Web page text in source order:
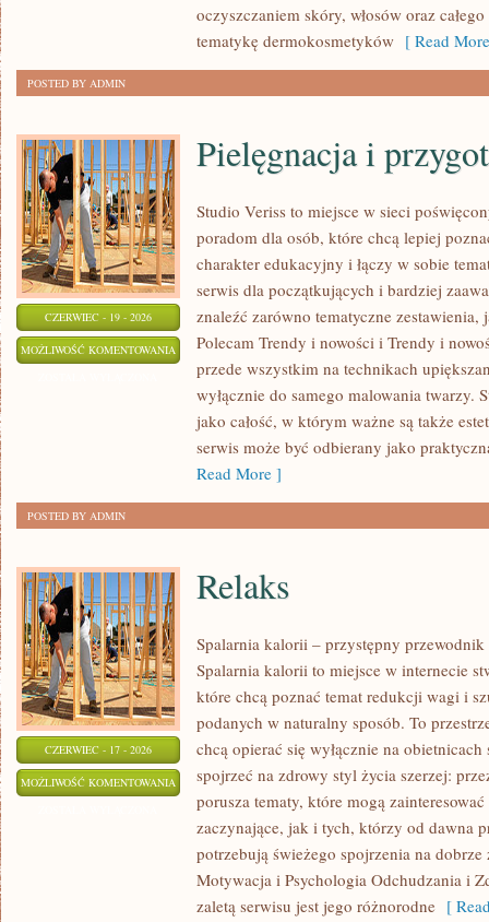
oczyszczaniem skóry, włosów oraz
tematykę dermokosmetyków [ Read
POSTED BY ADMIN
CZERWIEC - 19 - 2026
MOŻLIWOŚĆ KOMENTOWANIA PIELĘGNACJA
PRZYGOTOWANIE
SKÓRY
Pielęgnacja i
Studio Veriss to miejsce w sieci
poradom dla osób, które chcą lepiej
charakter edukacyjny i łączy w sobie
serwis dla początkujących i bardziej
znaleźć zarówno tematyczne zestawienia,
Polecam Trendy i nowości i Trendy i
przede wszystkim na technikach
wyłącznie do samego malowania twarzy.
jako całość, w którym ważne są także
serwis może być odbierany jako
Read More ]
POSTED BY ADMIN
CZERWIEC - 17 - 2026
MOŻLIWOŚĆ KOMENTOWANIA RELAKS
Relaks
Spalarnia kalorii – przystępny przewodnik
Spalarnia kalorii to miejsce w internecie
które chcą poznać temat redukcji wagi i
podanych w naturalny sposób. To
chcą opierać się wyłącznie na
spojrzeć na zdrowy styl życia szerzej:
porusza tematy, które mogą
zaczynające, jak i tych, którzy od dawna
potrzebują świeżego spojrzenia na dobrze
Motywacja i Psychologia Odchudzania i
zaletą serwisu jest jego różnorodne [